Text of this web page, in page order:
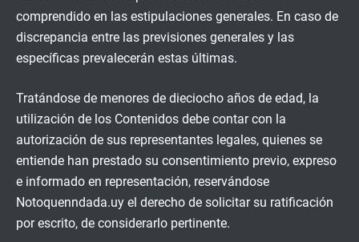
comprendido en las estipulaciones generales. En caso de
discrepancia entre las previsiones generales y las
específicas prevalecerán estas últimas.
Tratándose de menores de dieciocho años de edad, la
utilización de los Contenidos debe contar con la
autorización de sus representantes legales, quienes se
entiende han prestado su consentimiento previo, expreso
e informado en representación, reservándose
Notoquenndada.uy el derecho de solicitar su ratificación
por escrito, de considerarlo pertinente.